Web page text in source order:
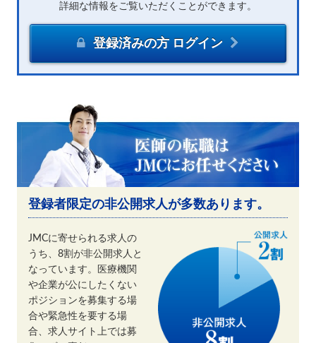
詳細な情報をご覧いただくことができます。
登録済みの方 ログイン
登録者限定の非公開求人が多数あります。
JMCに寄せられる求人の
うち、8割が非公開求人と
なっています。医療機関
や企業が公にしたくない
ポジションを募集する場
合や緊急性を要する場
合、求人サイト上では募